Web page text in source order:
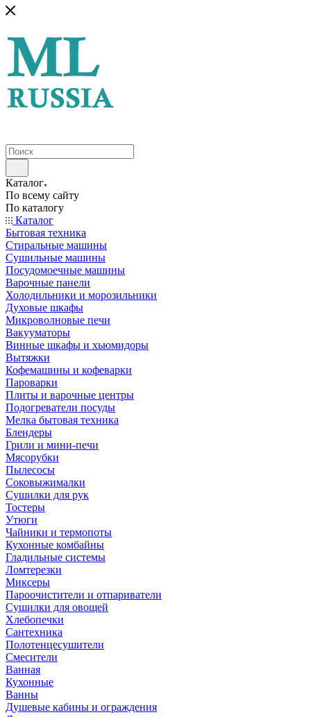
Каталог
По всему сайту
По каталогу
Каталог
Бытовая техника
Стиральные машины
Сушильные машины
Посудомоечные машины
Варочные панели
Холодильники и морозильники
Духовые шкафы
Микроволновые печи
Вакууматоры
Винные шкафы и хьюмидоры
Вытяжки
Кофемашины и кофеварки
Пароварки
Плиты и варочные центры
Подогреватели посуды
Мелка бытовая техника
Блендеры
Грили и мини-печи
Мясорубки
Пылесосы
Соковыжималки
Сушилки для рук
Тостеры
Утюги
Чайники и термопоты
Кухонные комбайны
Гладильные системы
Ломтерезки
Миксеры
Пароочистители и отпариватели
Сушилки для овощей
Хлебопечки
Сантехника
Полотенцесушители
Смесители
Ванная
Кухонные
Ванны
Душевые кабины и ограждения